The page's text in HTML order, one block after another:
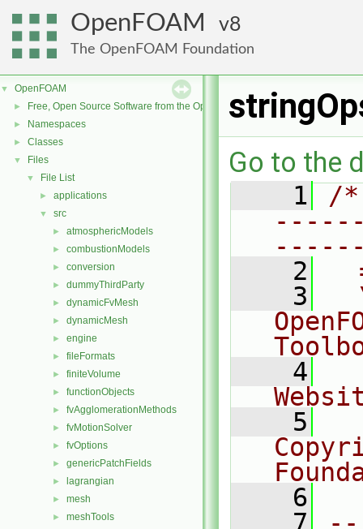
OpenFOAM 8
The OpenFOAM Foundation
▼ OpenFOAM
► Free, Open Source Software from the OpenFOAM Foundation
► Namespaces
► Classes
▼ Files
▼ File List
► applications
▼ src
► atmosphericModels
► combustionModels
► conversion
► dummyThirdParty
► dynamicFvMesh
► dynamicMesh
► engine
► fileFormats
► finiteVolume
► functionObjects
► fvAgglomerationMethods
► fvMotionSolver
► fvOptions
► genericPatchFields
► lagrangian
► mesh
► meshTools
Go to the
    1
/
    2
    3
    4
    5
    6
    7